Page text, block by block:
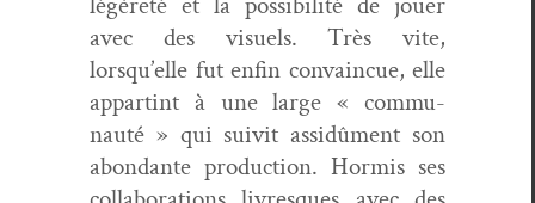
avec des visuels. Très vite,
lorsqu’elle fut enfin con­va­in­cue, elle
appartint à une large « com­mu­
nauté » qui suiv­it assidû­ment son
abon­dante pro­duc­tion. Hormis ses